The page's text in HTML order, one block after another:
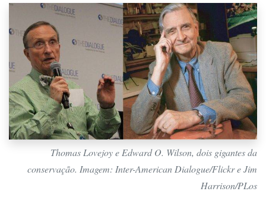
Thomas Lovejoy e Edward O. Wilson, dois gigantes da
conservação. Imagem: Inter-American Dialogue/Flickr e Jim
Harrison/PLos